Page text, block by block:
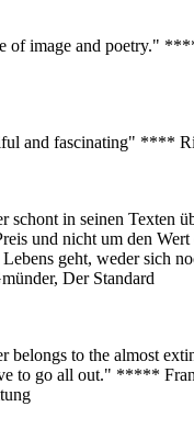
of image and poetry."
and fascinating" ****
schont in seinen Texten
und nicht um den
geht, weder sich
Der Standard
belongs to the almost
to go all out." *****